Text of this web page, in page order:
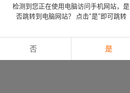
检测到您正在使用电脑访问手机网站，是
否跳转到电脑网站？ 点击“是”即可跳转
否 是